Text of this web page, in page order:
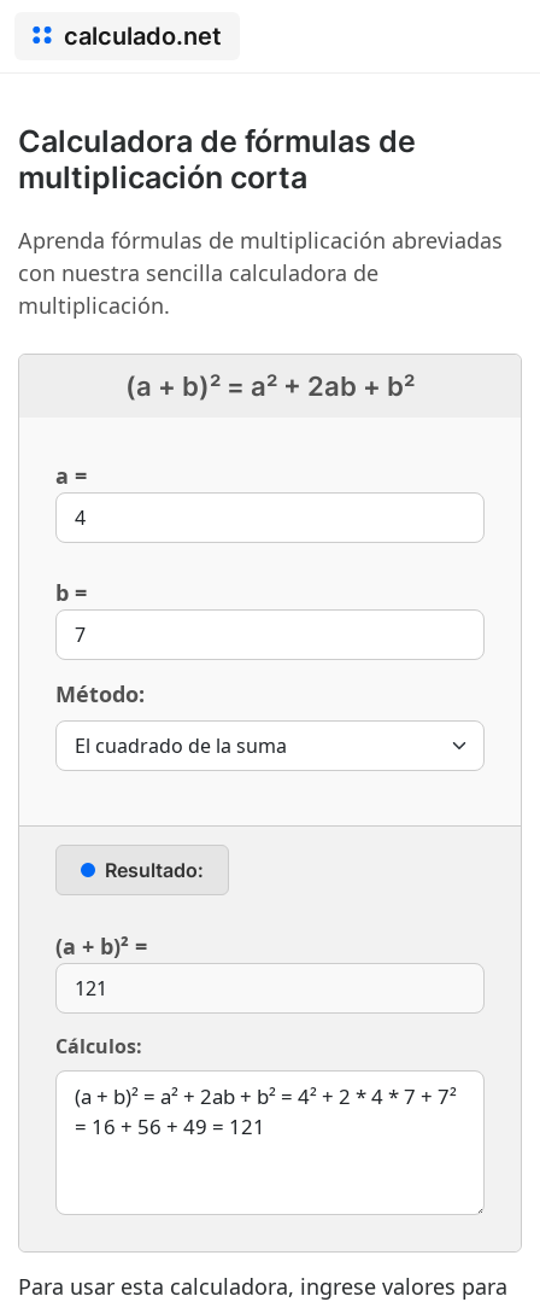
calculado.net
Calculadora de fórmulas de
multiplicación corta
Aprenda fórmulas de multiplicación abreviadas
con nuestra sencilla calculadora de
multiplicación.
(a + b)² = a² + 2ab + b²
a =
b =
Método:
Resultado:
(a + b)² =
Cálculos:
Para usar esta calculadora, ingrese valores para